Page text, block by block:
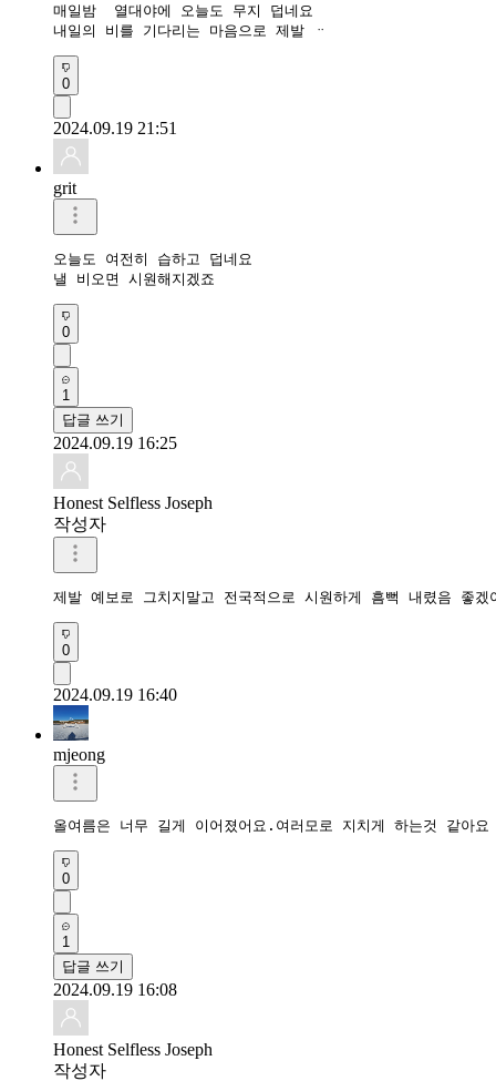
매일밤  열대야에 오늘도 무지 덥네요
내일의 비를 기다리는 마음으로 제발 ᆢ
0
2024.09.19 21:51
grit
오늘도 여전히 습하고 덥네요
낼 비오면 시원해지겠죠
0
1
답글 쓰기
2024.09.19 16:25
Honest Selfless Joseph
작성자
제발 예보로 그치지말고 전국적으로 시원하게 흠뻑 내렸음 좋
0
2024.09.19 16:40
mjeong
올여름은 너무 길게 이어졌어요.여러모로 지치게 하는것 같아
0
1
답글 쓰기
2024.09.19 16:08
Honest Selfless Joseph
작성자